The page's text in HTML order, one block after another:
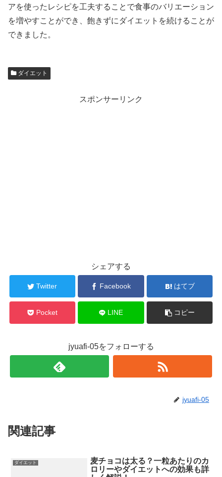
アを使ったレシピを工夫することで食事のバリエーション
を増やすことができ、飽きずにダイエットを続けることが
できました。
ダイエット
スポンサーリンク
シェアする
Twitter Facebook はてブ
Pocket LINE コピー
jyuafi-05をフォローする
jyuafi-05
関連記事
ダイエット
麦チョコは太る？一粒あたりのカ
ロリーやダイエットへの効果も詳